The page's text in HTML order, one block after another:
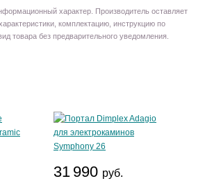
характер. Производитель оставляет
комплектацию, инструкцию по
товара без предварительного уведомления.
31 990 руб.